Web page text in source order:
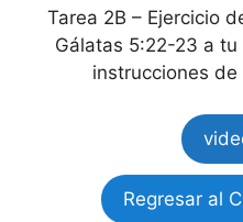
Tarea 2B – Ejercicio
Gálatas 5:22-23 a
instrucciones
Regresar al